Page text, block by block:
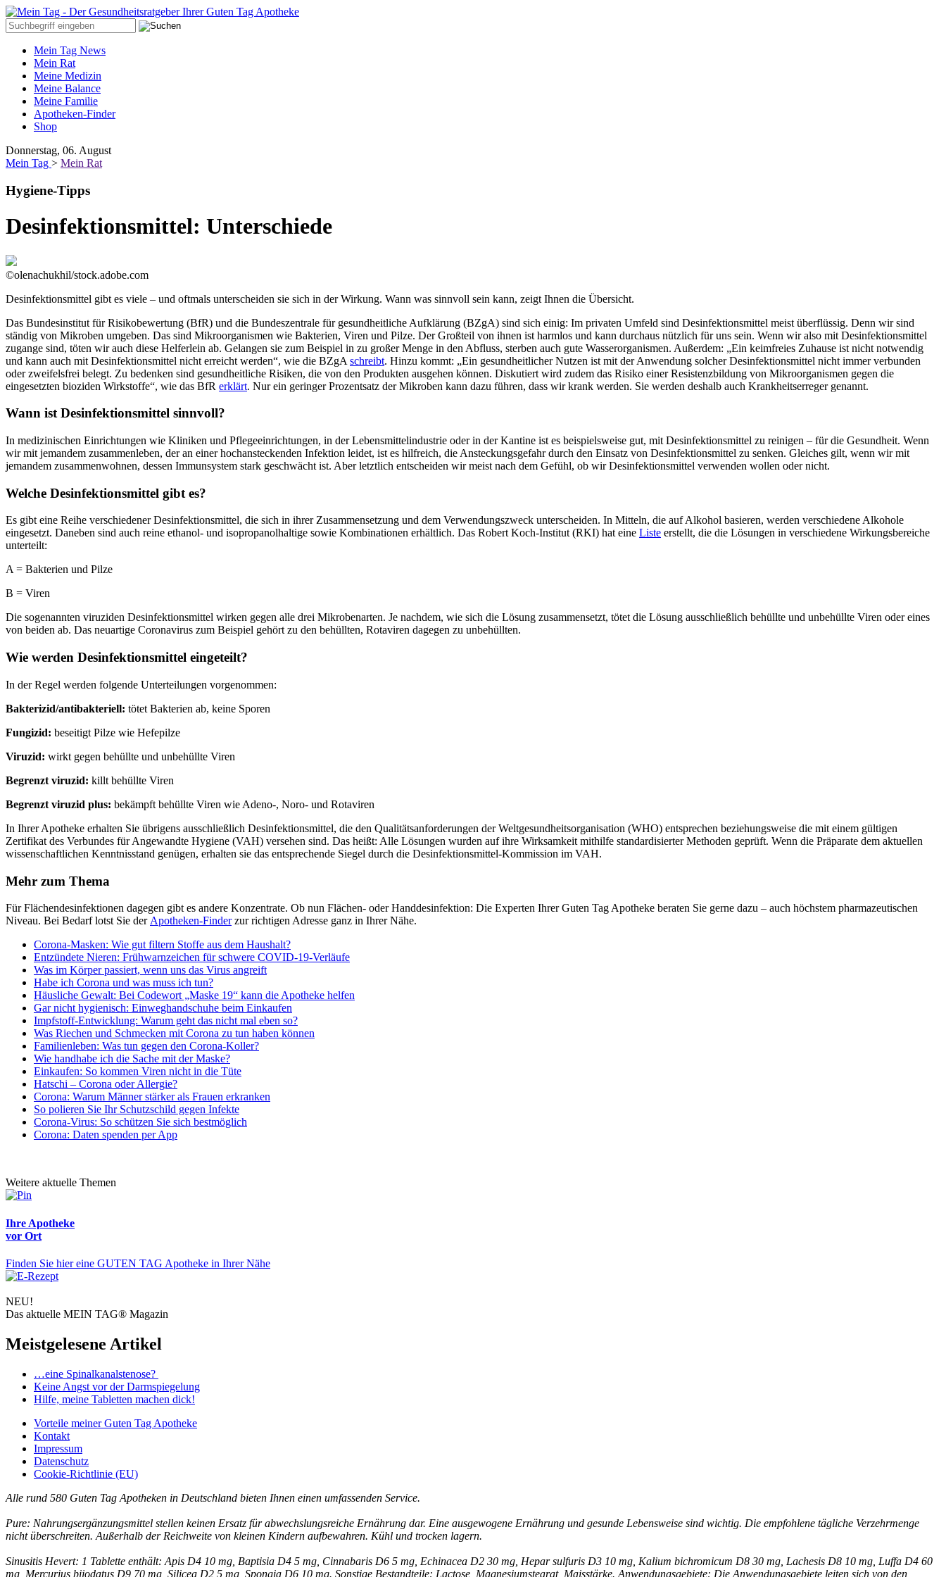
Mein Tag News
Mein Rat
Meine Medizin
Meine Balance
Meine Familie
Apotheken-Finder
Shop
Donnerstag, 06. August
Mein Tag > Mein Rat
Hygiene-Tipps
Desinfektionsmittel: Unterschiede
©olenachukhil/stock.adobe.com
Desinfektionsmittel gibt es viele – und oftmals unterscheiden sie sich in der Wirkung. Wann was sinnvoll sein kann, zeigt Ihnen die Übersicht.
Das Bundesinstitut für Risikobewertung (BfR) und die Bundeszentrale für gesundheitliche Aufklärung (BZgA) sind sich einig: Im privaten Umfeld sind Desinfektionsmittel meist überflüssig. Denn wir sind
ständig von Mikroben umgeben. Das sind Mikroorganismen wie Bakterien, Viren und Pilze. Der Großteil von ihnen ist harmlos und kann durchaus nützlich für uns sein. Wenn wir also mit Desinfektionsmittel
zugange sind, töten wir auch diese Helferlein ab. Gelangen sie zum Beispiel in zu großer Menge in den Abfluss, sterben auch gute Wasserorganismen. Außerdem: „Ein keimfreies Zuhause ist nicht notwendig
und kann auch mit Desinfektionsmittel nicht erreicht werden“, wie die BZgA schreibt. Hinzu kommt: „Ein gesundheitlicher Nutzen ist mit der Anwendung solcher Desinfektionsmittel nicht immer verbunden
oder zweifelsfrei belegt. Zu bedenken sind gesundheitliche Risiken, die von den Produkten ausgehen können. Diskutiert wird zudem das Risiko einer Resistenzbildung von Mikroorganismen gegen die
eingesetzten bioziden Wirkstoffe“, wie das BfR erklärt. Nur ein geringer Prozentsatz der Mikroben kann dazu führen, dass wir krank werden. Sie werden deshalb auch Krankheitserreger genannt.
Wann ist Desinfektionsmittel sinnvoll?
In medizinischen Einrichtungen wie Kliniken und Pflegeeinrichtungen, in der Lebensmittelindustrie oder in der Kantine ist es beispielsweise gut, mit Desinfektionsmittel zu reinigen – für die Gesundheit. Wenn
wir mit jemandem zusammenleben, der an einer hochansteckenden Infektion leidet, ist es hilfreich, die Ansteckungsgefahr durch den Einsatz von Desinfektionsmittel zu senken. Gleiches gilt, wenn wir mit
jemandem zusammenwohnen, dessen Immunsystem stark geschwächt ist. Aber letztlich entscheiden wir meist nach dem Gefühl, ob wir Desinfektionsmittel verwenden wollen oder nicht.
Welche Desinfektionsmittel gibt es?
Es gibt eine Reihe verschiedener Desinfektionsmittel, die sich in ihrer Zusammensetzung und dem Verwendungszweck unterscheiden. In Mitteln, die auf Alkohol basieren, werden verschiedene Alkohole
eingesetzt. Daneben sind auch reine ethanol- und isopropanolhaltige sowie Kombinationen erhältlich. Das Robert Koch-Institut (RKI) hat eine Liste erstellt, die die Lösungen in verschiedene Wirkungsbereiche
unterteilt:
A = Bakterien und Pilze
B = Viren
Die sogenannten viruziden Desinfektionsmittel wirken gegen alle drei Mikrobenarten. Je nachdem, wie sich die Lösung zusammensetzt, tötet die Lösung ausschließlich behüllte und unbehüllte Viren oder eines
von beiden ab. Das neuartige Coronavirus zum Beispiel gehört zu den behüllten, Rotaviren dagegen zu unbehüllten.
Wie werden Desinfektionsmittel eingeteilt?
In der Regel werden folgende Unterteilungen vorgenommen:
Bakterizid/antibakteriell: tötet Bakterien ab, keine Sporen
Fungizid: beseitigt Pilze wie Hefepilze
Viruzid: wirkt gegen behüllte und unbehüllte Viren
Begrenzt viruzid: killt behüllte Viren
Begrenzt viruzid plus: bekämpft behüllte Viren wie Adeno-, Noro- und Rotaviren
In Ihrer Apotheke erhalten Sie übrigens ausschließlich Desinfektionsmittel, die den Qualitätsanforderungen der Weltgesundheitsorganisation (WHO) entsprechen beziehungsweise die mit einem gültigen
Zertifikat des Verbundes für Angewandte Hygiene (VAH) versehen sind. Das heißt: Alle Lösungen wurden auf ihre Wirksamkeit mithilfe standardisierter Methoden geprüft. Wenn die Präparate dem aktuellen
wissenschaftlichen Kenntnisstand genügen, erhalten sie das entsprechende Siegel durch die Desinfektionsmittel-Kommission im VAH.
Mehr zum Thema
Für Flächendesinfektionen dagegen gibt es andere Konzentrate. Ob nun Flächen- oder Handdesinfektion: Die Experten Ihrer Guten Tag Apotheke beraten Sie gerne dazu – auch höchstem pharmazeutischen
Niveau. Bei Bedarf lotst Sie der Apotheken-Finderzur richtigen Adresse ganz in Ihrer Nähe.
Corona-Masken: Wie gut filtern Stoffe aus dem Haushalt?
Entzündete Nieren: Frühwarnzeichen für schwere COVID-19-Verläufe
Was im Körper passiert, wenn uns das Virus angreift
Habe ich Corona und was muss ich tun?
Häusliche Gewalt: Bei Codewort „Maske 19“ kann die Apotheke helfen
Gar nicht hygienisch: Einweghandschuhe beim Einkaufen
Impfstoff-Entwicklung: Warum geht das nicht mal eben so?
Was Riechen und Schmecken mit Corona zu tun haben können
Familienleben: Was tun gegen den Corona-Koller?
Wie handhabe ich die Sache mit der Maske?
Einkaufen: So kommen Viren nicht in die Tüte
Hatschi – Corona oder Allergie?
Corona: Warum Männer stärker als Frauen erkranken
So polieren Sie Ihr Schutzschild gegen Infekte
Corona-Virus: So schützen Sie sich bestmöglich
Corona: Daten spenden per App
Weitere aktuelle Themen
Ihre Apotheke
vor Ort
Finden Sie hier eine GUTEN TAG Apotheke in Ihrer Nähe
NEU!
Das aktuelle MEIN TAG® Magazin
Meistgelesene Artikel
…eine Spinalkanalstenose?
Keine Angst vor der Darmspiegelung
Hilfe, meine Tabletten machen dick!
Vorteile meiner Guten Tag Apotheke
Kontakt
Impressum
Datenschutz
Cookie-Richtlinie (EU)
Alle rund 580 Guten Tag Apotheken in Deutschland bieten Ihnen einen umfassenden Service.
Pure: Nahrungsergänzungsmittel stellen keinen Ersatz für abwechslungsreiche Ernährung dar. Eine ausgewogene Ernährung und gesunde Lebensweise sind wichtig. Die empfohlene tägliche Verzehrmenge
nicht überschreiten. Außerhalb der Reichweite von kleinen Kindern aufbewahren. Kühl und trocken lagern.
Sinusitis Hevert: 1 Tablette enthält: Apis D4 10 mg, Baptisia D4 5 mg, Cinnabaris D6 5 mg, Echinacea D2 30 mg, Hepar sulfuris D3 10 mg, Kalium bichromicum D8 30 mg, Lachesis D8 10 mg, Luffa D4 60
mg, Mercurius bijodatus D9 70 mg, Silicea D2 5 mg, Spongia D6 10 mg. Sonstige Bestandteile: Lactose, Magnesiumstearat, Maisstärke. Anwendungsgebiete: Die Anwendungsgebiete leiten sich von den